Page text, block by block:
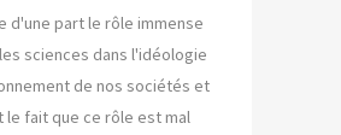
d'une part le rôle immense
sciences dans l'idéologie
de nos sociétés et
le fait que ce rôle est mal